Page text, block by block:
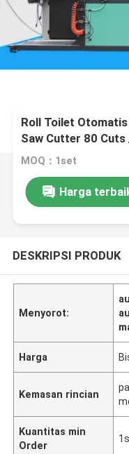
Roll Toilet
Saw Cutter 80 Cuts
MOQ：1set
Harga
DESKRIPSI PRODUK
Menyorot:
Harga
Kemasan rincian
Kuantitas min
Order